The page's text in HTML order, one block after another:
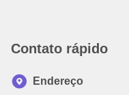
Contato rápido
Endereço